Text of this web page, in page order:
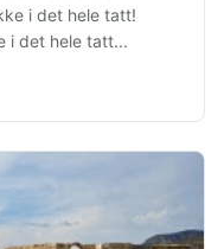
i det hele tatt!
i det hele tatt...